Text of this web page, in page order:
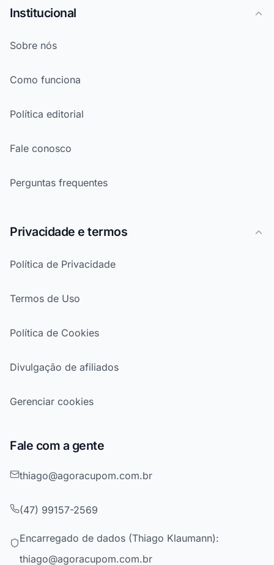
Institucional
Sobre nós
Como funciona
Política editorial
Fale conosco
Perguntas frequentes
Privacidade e termos
Política de Privacidade
Termos de Uso
Política de Cookies
Divulgação de afiliados
Gerenciar cookies
Fale com a gente
thiago@agoracupom.com.br
(47) 99157-2569
Encarregado de dados (Thiago Klaumann):
thiago@agoracupom.com.br